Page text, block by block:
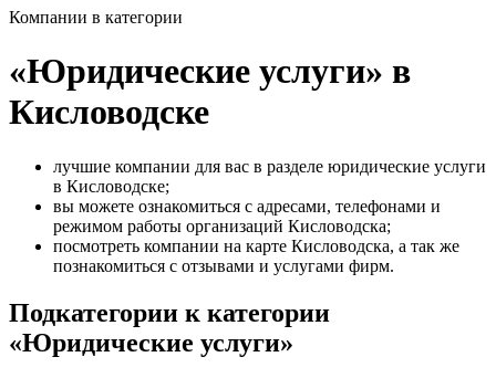
Компании в категории
«Юридические услуги» в
Кисловодске
лучшие компании для вас в разделе юридические услуги
в Кисловодске;
вы можете ознакомиться с адресами, телефонами и
режимом работы организаций Кисловодска;
посмотреть компании на карте Кисловодска, а так же
познакомиться с отзывами и услугами фирм.
Подкатегории к категории
«Юридические услуги»